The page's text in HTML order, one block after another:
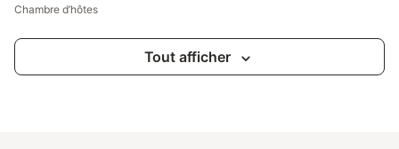
Chambre d’hôtes
Tout afficher